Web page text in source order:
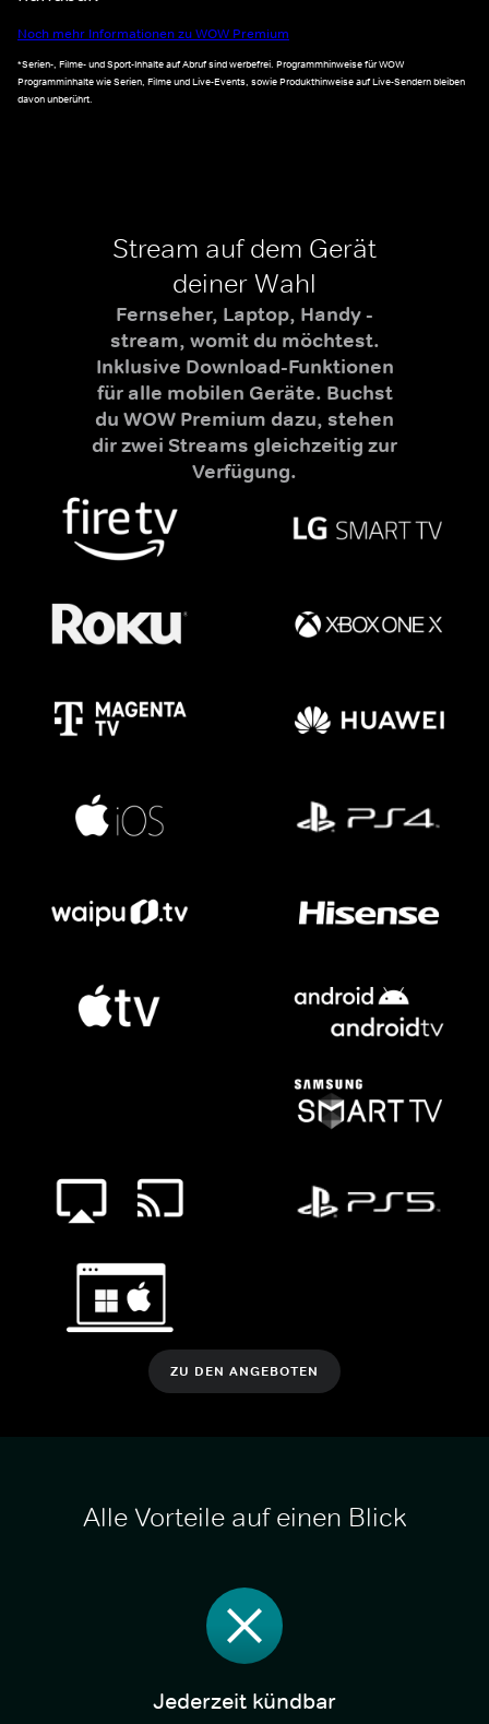
Noch mehr Informationen zu WOW Premium
*Serien-, Filme- und Sport-Inhalte auf Abruf sind werbefrei. Programmhinweise für WOW
Programminhalte wie Serien, Filme und Live-Events, sowie Produkthinweise auf Live-Sendern bleiben
davon unberührt.
Stream auf dem Gerät
deiner Wahl
Fernseher, Laptop, Handy -
stream, womit du möchtest.
Inklusive Download-Funktionen
für alle mobilen Geräte. Buchst
du WOW Premium dazu, stehen
dir zwei Streams gleichzeitig zur
Verfügung.
ZU DEN ANGEBOTEN
Alle Vorteile auf einen Blick
Jederzeit kündbar